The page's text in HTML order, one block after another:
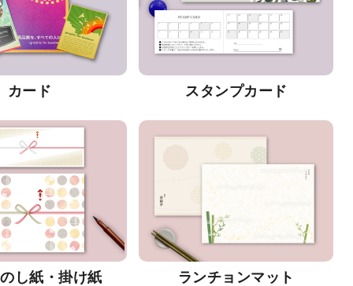
カード スタンプカード
し紙・掛け紙 ランチョンマット